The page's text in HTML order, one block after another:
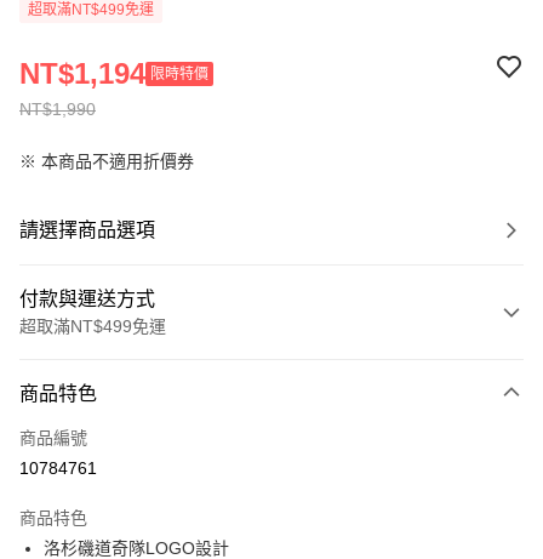
超取滿NT$499免運
NT$1,990
NT$1,194 限時特價
※ 本商品不適用折價券
請選擇商品選項
付款與運送方式
超取滿NT$499免運
信用卡一次付款
超商取貨付款
Apple Pay
商品特色
商品編號
10784761
商品特色
洛杉磯道奇隊LOGO設計